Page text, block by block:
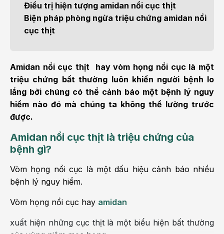
Điều trị hiện tượng amidan nổi cục thịt
Biện pháp phòng ngừa triệu chứng amidan nổi
cục thịt
Amidan nổi cục thịt hay vòm họng nổi cục là một
triệu chứng bất thường luôn khiến người bệnh lo
lắng bởi chúng có thể cảnh báo một bệnh lý nguy
hiểm nào đó mà chúng ta không thể lường trước
được.
Amidan nổi cục thịt là triệu chứng của
bệnh gì?
Vòm họng nổi cục là một dấu hiệu cảnh báo nhiều
bệnh lý nguy hiểm.
Vòm họng nổi cục hay amidan
xuất hiện những cục thịt là một biểu hiện bất thường